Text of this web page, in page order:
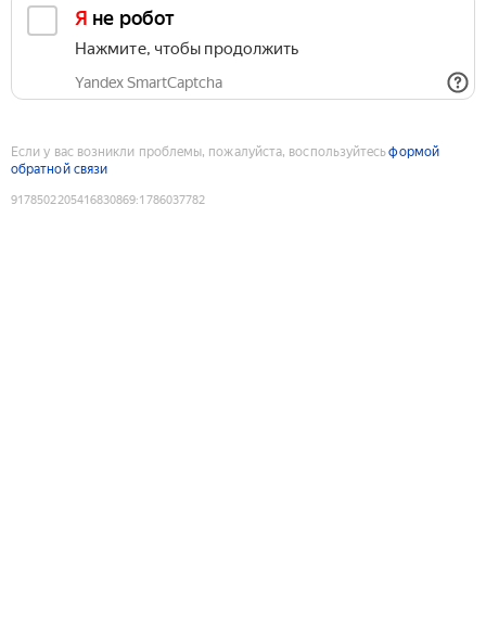
Я не робот
Нажмите, чтобы продолжить
Yandex SmartCaptcha
Если у вас возникли проблемы, пожалуйста, воспользуйтесьформой
обратной связи
9178502205416830869:1786037782